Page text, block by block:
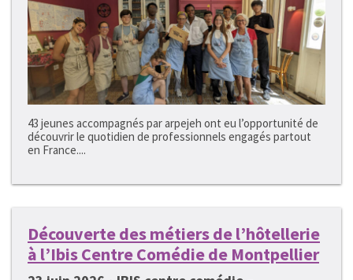
43 jeunes accompagnés par arpejeh ont eu l’opportunité de
découvrir le quotidien de professionnels engagés partout
en France....
Découverte des métiers de l’hôtellerie
à l’Ibis Centre Comédie de Montpellier